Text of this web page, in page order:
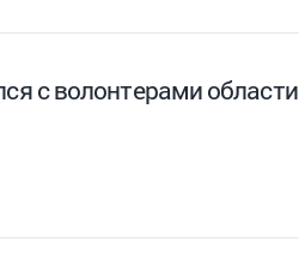
с волонтерами области